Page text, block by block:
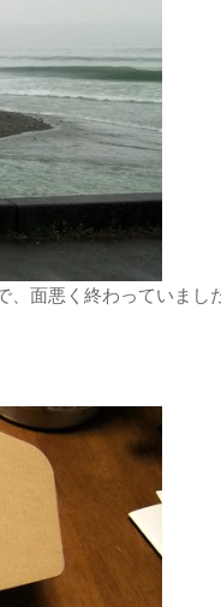
、面悪く終わっていまし